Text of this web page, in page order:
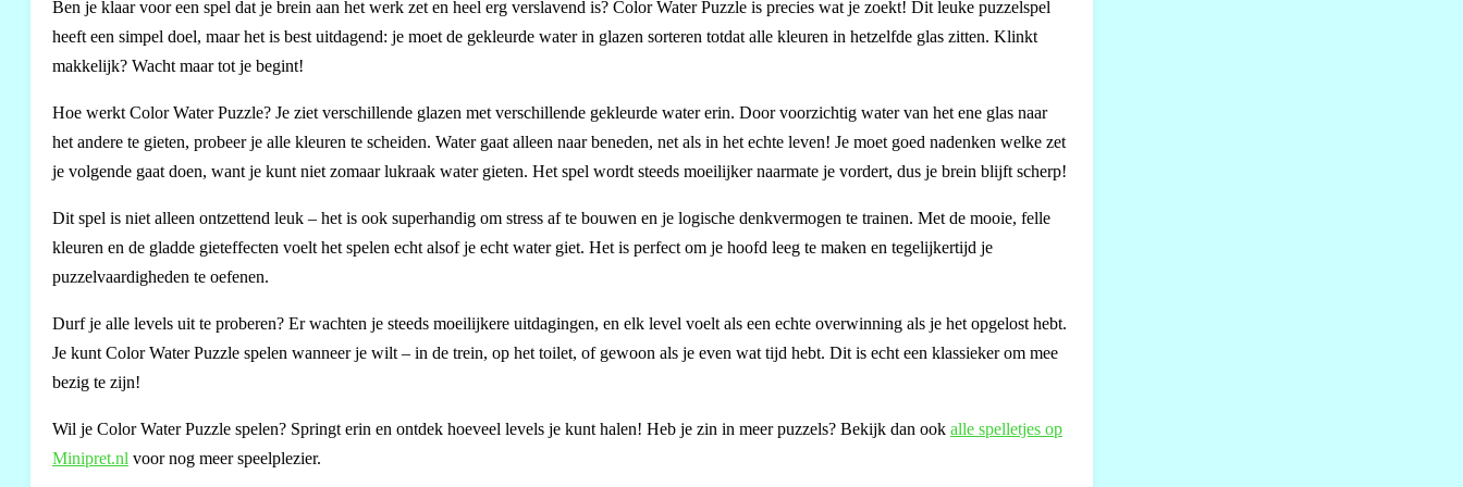
Ben je klaar voor een spel dat je brein aan het werk zet en heel erg verslavend is? Color Water Puzzle is precies wat je zoekt! Dit leuke puzzelspel
heeft een simpel doel, maar het is best uitdagend: je moet de gekleurde water in glazen sorteren totdat alle kleuren in hetzelfde glas zitten. Klinkt
makkelijk? Wacht maar tot je begint!
Hoe werkt Color Water Puzzle? Je ziet verschillende glazen met verschillende gekleurde water erin. Door voorzichtig water van het ene glas naar
het andere te gieten, probeer je alle kleuren te scheiden. Water gaat alleen naar beneden, net als in het echte leven! Je moet goed nadenken welke zet
je volgende gaat doen, want je kunt niet zomaar lukraak water gieten. Het spel wordt steeds moeilijker naarmate je vordert, dus je brein blijft scherp!
Dit spel is niet alleen ontzettend leuk – het is ook superhandig om stress af te bouwen en je logische denkvermogen te trainen. Met de mooie, felle
kleuren en de gladde gieteffecten voelt het spelen echt alsof je echt water giet. Het is perfect om je hoofd leeg te maken en tegelijkertijd je
puzzelvaardigheden te oefenen.
Durf je alle levels uit te proberen? Er wachten je steeds moeilijkere uitdagingen, en elk level voelt als een echte overwinning als je het opgelost hebt.
Je kunt Color Water Puzzle spelen wanneer je wilt – in de trein, op het toilet, of gewoon als je even wat tijd hebt. Dit is echt een klassieker om mee
bezig te zijn!
Wil je Color Water Puzzle spelen? Springt erin en ontdek hoeveel levels je kunt halen! Heb je zin in meer puzzels? Bekijk dan ook alle spelletjes op
Minipret.nl voor nog meer speelplezier.